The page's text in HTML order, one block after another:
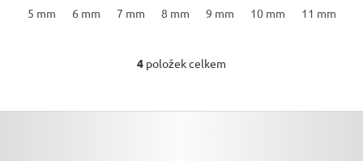
5 mm 6 mm 7 mm 8 mm 9 mm 10 mm 11 mm
O
Á
4 položek celkem